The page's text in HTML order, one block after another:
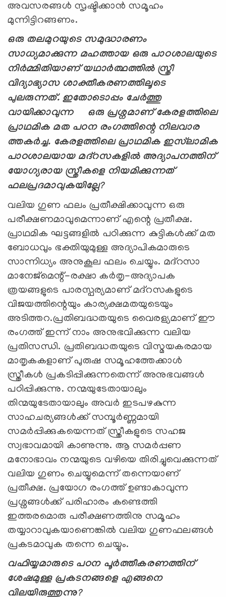
അവസരങ്ങള്‍ സൃഷ്ടിക്കാന്‍ സമൂഹം
മുന്നിട്ടിറങ്ങണം.
ഒരു തലമുറയുടെ സമുദ്ധാരണം
സാധ്യമാക്കുന്ന മഹത്തായ ഒരു പാഠശാലയുടെ
നിര്‍മ്മിതിയാണ് യഥാര്‍ത്ഥത്തില്‍‍ സ്ത്രീ
വിദ്യാഭ്യാസ ശാക്തീകരണത്തിലൂടെ
പുലരുന്നത്. ഇതോടൊപ്പം ചേര്‍ത്തു
വായിക്കാവുന്ന ഒരു പ്രശ്നമാണ് കേരളത്തിലെ
പ്രാഥമിക മത പഠന രംഗത്തിന്റെ നിലവാര
ത്തകര്‍ച്ച. കേരളത്തിലെ പ്രാഥമിക ഇസ്‍ലാമിക
പാഠശാലയായ മദ്റസകളില്‍ അദ്യാപനത്തിന്
യോഗ്യരായ സ്ത്രീകളെ നിയമിക്കുന്നത്
ഫലപ്രദമാവുകയില്ലേ?
വലിയ ഗുണ ഫലം പ്രതീക്ഷിക്കാവുന്ന ഒരു
പരീക്ഷണമാവുമെന്നാണ് എന്റെ പ്രതീക്ഷ.
പ്രാഥമിക ഘട്ടങ്ങളില്‍ പഠിക്കുന്ന കുട്ടികള്‍ക്ക് മത
ബോധവും ഭക്തിയുമുള്ള അദ്യാപികമാരുടെ
സാന്നിധ്യം അനുകൂല ഫലം ചെയ്യും. മദ്റസാ
മാനേജ്മെന്റ്-രക്ഷാ കര്‍തൃ-അദ്യാപക
ത്രയങ്ങളുടെ പാരസ്പര്യമാണ് മദ്റസകളുടെ
വിജയത്തിന്റെയും കാര്യക്ഷമതയുടെയും
അടിത്തറ.പ്രതിബദ്ധതയുടെ വൈരള്യ‍മാണ് ഈ
രംഗത്ത് ഇന്ന് നാം അനുഭവിക്കുന്ന വലിയ
പ്രതിസന്ധി. പ്രതിബദ്ധതയുടെ വിസ്മയകരമായ
മാതൃകകളാണ് പുരുഷ സമൂഹത്തേക്കാള്‍
സ്ത്രീകള്‍ പ്രകടിപ്പിക്കുന്നതെന്ന് അനുഭവങ്ങള്‍
പഠിപ്പിക്കുന്നു. നന്മയുടേതായാലും
തിന്മയുടേതായാലും അവര്‍ ഇടപഴകുന്ന
സാഹചര്യങ്ങള്‍ക്ക് സമ്പൂര്‍ണ്ണമായി
സമര്‍പ്പിക്കുകയെന്നത് സ്ത്രീകളുടെ സഹജ
സ്വഭാവമായി കാണുന്നു. ആ സമര്‍പ്പണ
മനോഭാവം നന്മയുടെ വഴിയെ തിരിച്ചുവെക്കുന്നത്
വലിയ ഗുണം ചെയ്യുമെന്ന് തന്നെയാണ്
പ്രതീക്ഷ. പ്രയോഗ രംഗത്ത് ഉണ്ടാകാവുന്ന
പ്രശ്നങ്ങള്‍ക്ക് പരിഹാരം കണ്ടെത്തി
ഇത്തരമൊരു പരീക്ഷണത്തിനു സമൂഹം
തയ്യാറാവുകയാണെങ്കില്‍ വലിയ ഗുണഫലങ്ങള്‍
പ്രകടമാവുക തന്നെ ചെയ്യും.
വഫിയ്യമാരുടെ പഠന പൂര്‍ത്തീകരണത്തിന്
ശേഷമുള്ള പ്രകടനങ്ങളെ എങ്ങനെ
വിലയിരുത്തുന്നു?